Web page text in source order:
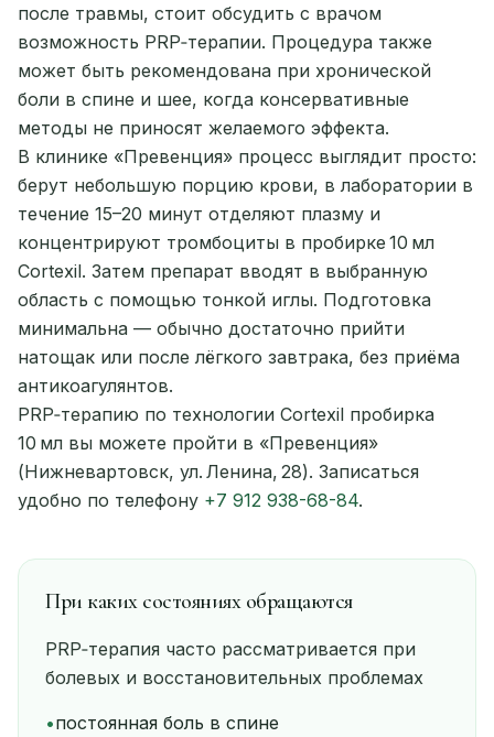
после травмы, стоит обсудить с врачом
возможность PRP‑терапии. Процедура также
может быть рекомендована при хронической
боли в спине и шее, когда консервативные
методы не приносят желаемого эффекта.
В клинике «Превенция» процесс выглядит просто:
берут небольшую порцию крови, в лаборатории в
течение 15–20 минут отделяют плазму и
концентрируют тромбоциты в пробирке 10 мл
Cortexil. Затем препарат вводят в выбранную
область с помощью тонкой иглы. Подготовка
минимальна — обычно достаточно прийти
натощак или после лёгкого завтрака, без приёма
антикоагулянтов.
PRP‑терапию по технологии Cortexil пробирка
10 мл вы можете пройти в «Превенция»
(Нижневартовск, ул. Ленина, 28). Записаться
удобно по телефону +7 912 938-68-84.
При каких состояниях обращаются
PRP‑терапия часто рассматривается при
болевых и восстановительных проблемах
•постоянная боль в спине